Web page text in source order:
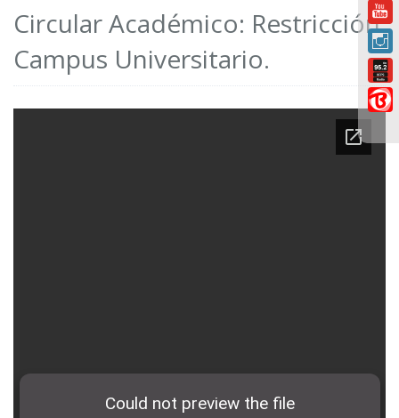
Circular Académico: Restricción
Campus Universitario.